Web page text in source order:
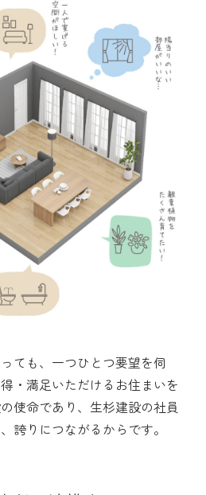
ても、一つひとつ要望を伺
・満足いただけるお住まいを
使命であり、生杉建設の社員
誇りにつながるからです。